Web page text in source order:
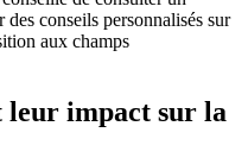
conseils personnalisés sur
aux champs
leur impact sur la